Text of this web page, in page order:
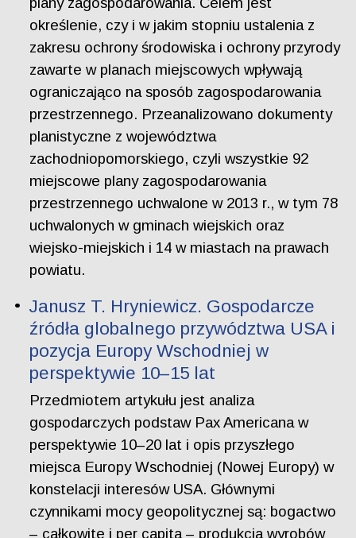
określenie, czy i w jakim stopniu ustalenia z
zakresu ochrony środowiska i ochrony przyrody
zawarte w planach miejscowych wpływają
ograniczająco na sposób zagospodarowania
przestrzennego. Przeanalizowano dokumenty
planistyczne z województwa
zachodniopomorskiego, czyli wszystkie 92
miejscowe plany zagospodarowania
przestrzennego uchwalone w 2013 r., w tym 78
uchwalonych w gminach wiejskich oraz
wiejsko-miejskich i 14 w miastach na prawach
powiatu.
Janusz T. Hryniewicz. Gospodarcze
źródła globalnego przywództwa USA i
pozycja Europy Wschodniej w
perspektywie 10–15 lat
Przedmiotem artykułu jest analiza
gospodarczych podstaw Pax Americana w
perspektywie 10–20 lat i opis przyszłego
miejsca Europy Wschodniej (Nowej Europy) w
konstelacji interesów USA. Głównymi
czynnikami mocy geopolitycznej są: bogactwo
– całkowite i per capita – produkcja wyrobów